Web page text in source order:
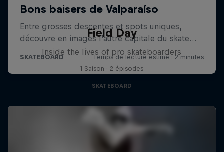
Field Day
Inside the lives of pro skateboarders
1 Saison · 2 épisodes
SKATEBOARD